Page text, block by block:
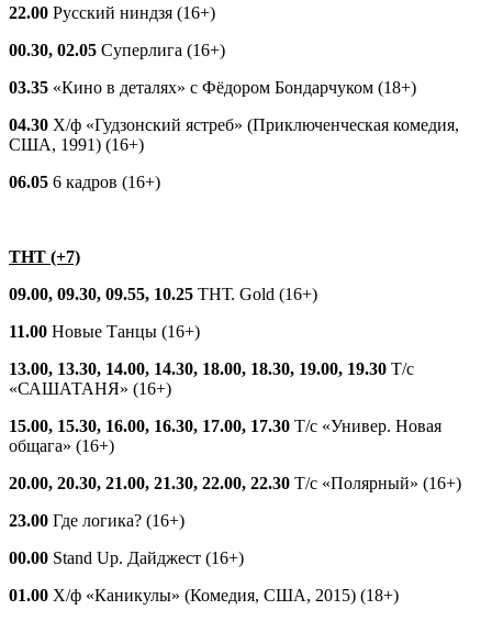
22.00 Русский ниндзя (16+)
00.30, 02.05 Суперлига (16+)
03.35 «Кино в деталях» с Фёдором Бондарчуком (18+)
04.30 Х/ф «Гудзонский ястреб» (Приключенческая комедия,
США, 1991) (16+)
06.05 6 кадров (16+)
ТНТ (+7)
09.00, 09.30, 09.55, 10.25 ТНТ. Gold (16+)
11.00 Новые Танцы (16+)
13.00, 13.30, 14.00, 14.30, 18.00, 18.30, 19.00, 19.30 Т/с
«САШАТАНЯ» (16+)
15.00, 15.30, 16.00, 16.30, 17.00, 17.30 Т/с «Универ. Новая
общага» (16+)
20.00, 20.30, 21.00, 21.30, 22.00, 22.30 Т/с «Полярный» (16+)
23.00 Где логика? (16+)
00.00 Stand Up. Дайджест (16+)
01.00 Х/ф «Каникулы» (Комедия, США, 2015) (18+)